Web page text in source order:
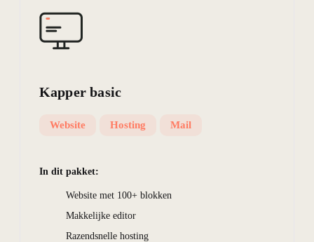
Kapper basic
Website Hosting Mail
In dit pakket:
Website met 100+ blokken
Makkelijke editor
Razendsnelle hosting